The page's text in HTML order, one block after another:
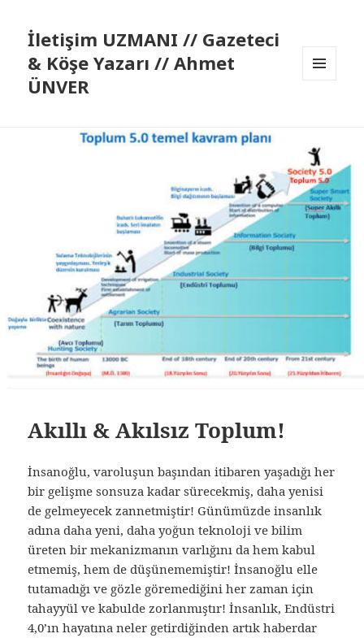
İletişim UZMANI // Gazeteci
& Köşe Yazarı // Ahmet
ÜNVER
Akıllı & Akılsız Toplum!
İnsanoğlu, varoluşun başından itibaren yaşadığı her
bir gelişme sonsuza kadar sürecekmiş, daha yenisi
de gelmeyecek zannetmiştir! Günümüzde insanlık
adına daha yeni, daha yoğun teknoloji ve bilim
üreten bir mekanizmanın varlığını da hem kabul
etmemiş, hem de düşünememiştir! İnsanoğlu elle
tutamadığı ve gözle göremediğini her zaman için
tahayyül ve kabulde zorlanmıştır! İnsanlık, Endüstri
4,0’ın hayatına neler getirdiğinden artık haberdar